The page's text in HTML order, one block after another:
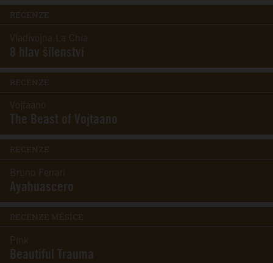
RECENZE
Vladivojna La Chia
8 hlav šílenství
RECENZE
Vojtaano
The Beast of Vojtaano
RECENZE
Bruno Ferrari
Ayahuascero
RECENZE MĚSÍCE
Pink
Beautiful Trauma